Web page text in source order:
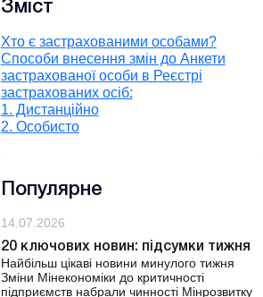
Зміст
Хто є застрахованими особами?
Способи внесення змін до Анкети
застрахованої особи в Реєстрі
застрахованих осіб:
1. Дистанційно
2. Особисто
Популярне
14.07.2026
20 ключових новин: підсумки тижня
Найбільш цікаві новини минулого тижня
Зміни Мінекономіки до критичності
підприємств набрали чинності Мінрозвитку